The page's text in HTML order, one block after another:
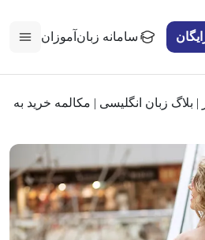
سامانه زبان‌آموزان
| بلاگ زبان انگلیسی | مکالمه خرید به